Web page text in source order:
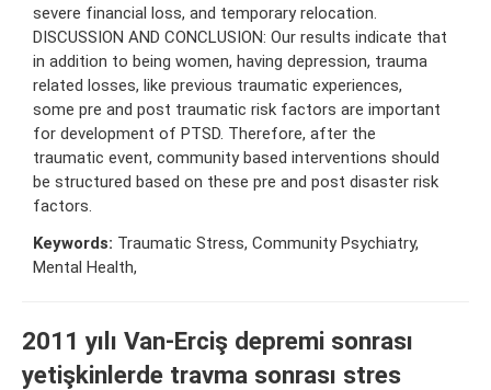
severe financial loss, and temporary relocation.
DISCUSSION AND CONCLUSION: Our results indicate that
in addition to being women, having depression, trauma
related losses, like previous traumatic experiences,
some pre and post traumatic risk factors are important
for development of PTSD. Therefore, after the
traumatic event, community based interventions should
be structured based on these pre and post disaster risk
factors.
Keywords: Traumatic Stress, Community Psychiatry,
Mental Health,
2011 yılı Van-Erciş depremi sonrası
yetişkinlerde travma sonrası stres